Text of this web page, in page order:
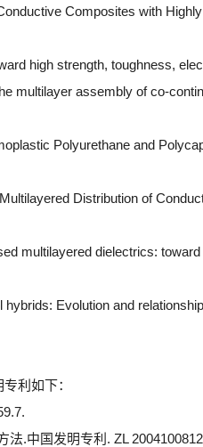
Composites with
high strength, toughness,
multilayer assembly of co-
Polyurethane and
Distribution of
multilayered dielectrics:
Evolution and
利如下：
.中国发明专利. ZL